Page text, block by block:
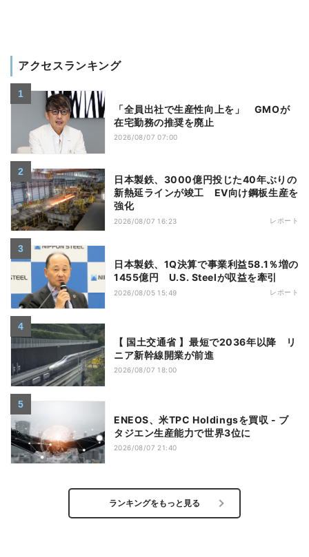
アクセスランキング
「全員出社で生産性向上を」 GMOが
在宅勤務の推奨を廃止
2026/08/07 07:00
日本製鉄、3000億円投じた40年ぶりの
新熱延ラインが竣工 EV向け鋼板生産を
強化
2026/08/07 16:23 レポート
日本製鉄、1Q決算で事業利益58.1％増の
1455億円 U.S. Steelが収益を牽引
2026/08/05 15:49 レポート
【 国土交通省 】最短で2036年以降 リ
ニア新幹線開業が前進
2026/08/07 18:00
ENEOS、米TPC Holdingsを買収 - ブ
タジエン生産能力で世界3位に
2026/08/07 21:40
ランキングをもっと見る